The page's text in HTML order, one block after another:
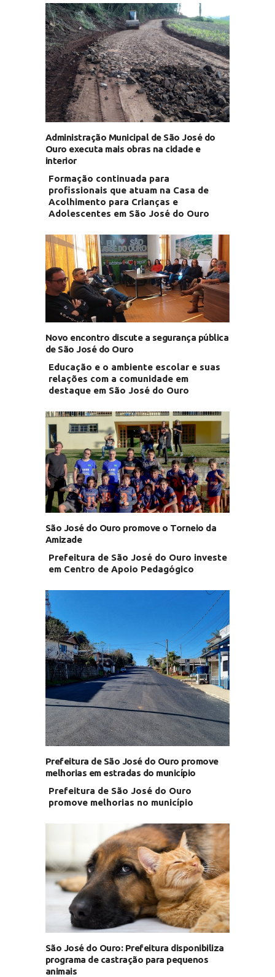
Administração Municipal de São José do
Ouro executa mais obras na cidade e
interior
Formação continuada para
profissionais que atuam na Casa de
Acolhimento para Crianças e
Adolescentes em São José do Ouro
Novo encontro discute a segurança pública
de São José do Ouro
Educação e o ambiente escolar e suas
relações com a comunidade em
destaque em São José do Ouro
São José do Ouro promove o Torneio da
Amizade
Prefeitura de São José do Ouro investe
em Centro de Apoio Pedagógico
Prefeitura de São José do Ouro promove
melhorias em estradas do município
Prefeitura de São José do Ouro
promove melhorias no município
São José do Ouro: Prefeitura disponibiliza
programa de castração para pequenos
animais